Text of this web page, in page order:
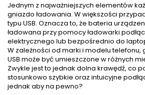
Jednym z najważniejszych elementów
gniazdo ładowania. W większości
typu USB. Oznacza to, że bateria
ładowana przy pomocy ładowarki
elektrycznego lub bezpośrednio do
W zależności od marki i modelu telefonu,
USB może być umieszczone w różnych
Zwykle jest to jednak dolna krawędź, co
stosunkowo szybkie oraz intuicyjne
jednak aby na pewno?